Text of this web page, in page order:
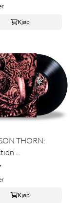
Kjøp
THORN:
...
Kjøp